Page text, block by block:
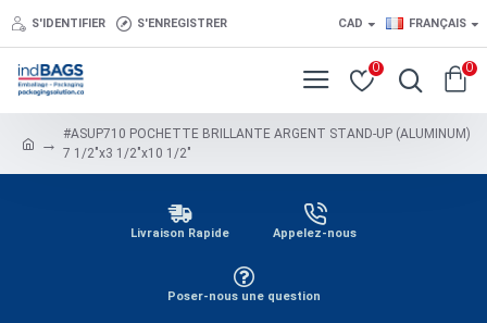
S'IDENTIFIER S'ENREGISTRER CAD FRANÇAIS
0 0
#ASUP710 POCHETTE BRILLANTE ARGENT STAND-UP (ALUMINUM)
7 1/2"x3 1/2"x10 1/2"
Livraison Rapide Appelez-nous
Poser-nous une question